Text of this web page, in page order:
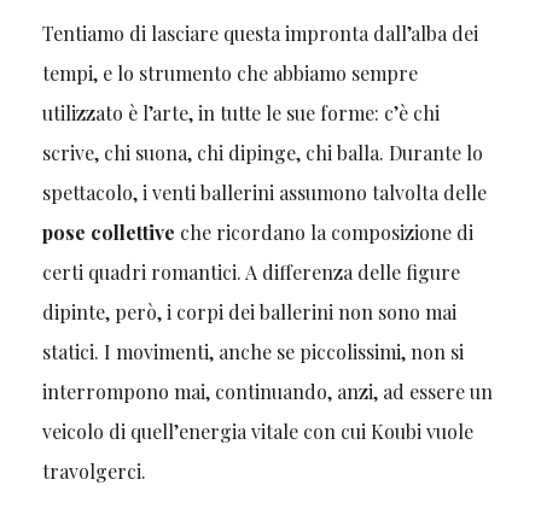
Tentiamo di lasciare questa impronta dall’alba dei
tempi, e lo strumento che abbiamo sempre
utilizzato è l’arte, in tutte le sue forme: c’è chi
scrive, chi suona, chi dipinge, chi balla. Durante lo
spettacolo, i venti ballerini assumono talvolta delle
pose collettive che ricordano la composizione di
certi quadri romantici. A differenza delle figure
dipinte, però, i corpi dei ballerini non sono mai
statici. I movimenti, anche se piccolissimi, non si
interrompono mai, continuando, anzi, ad essere un
veicolo di quell’energia vitale con cui Koubi vuole
travolgerci.